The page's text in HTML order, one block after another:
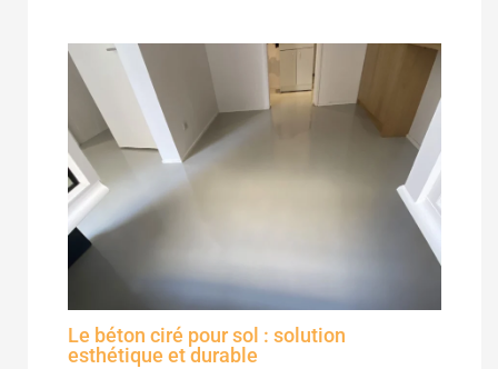
Le béton ciré pour sol : solution
esthétique et durable